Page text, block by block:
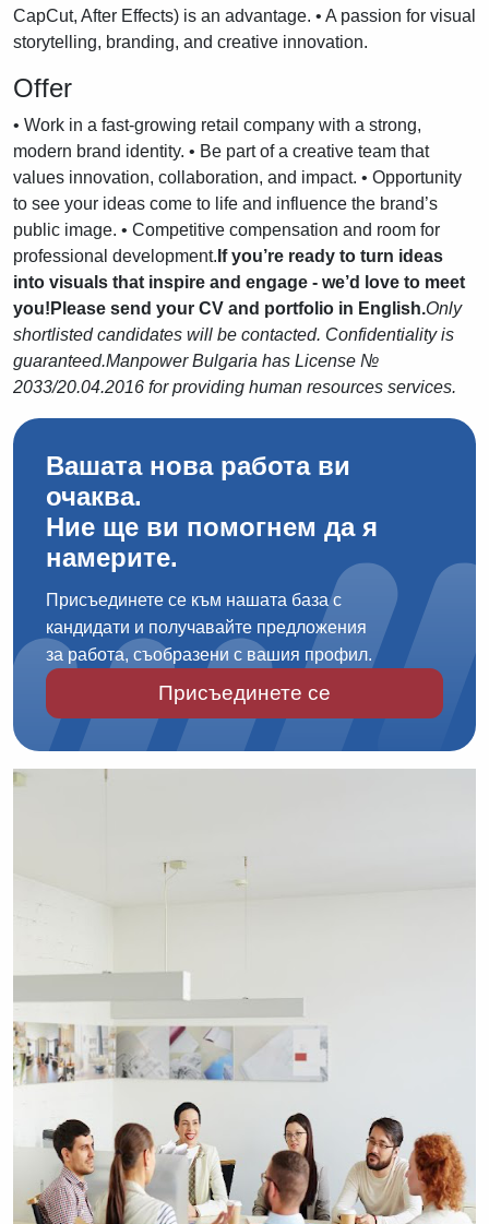
CapCut, After Effects) is an advantage. • A passion for visual
storytelling, branding, and creative innovation.
Offer
• Work in a fast-growing retail company with a strong,
modern brand identity. • Be part of a creative team that
values innovation, collaboration, and impact. • Opportunity
to see your ideas come to life and influence the brand’s
public image. • Competitive compensation and room for
professional development. If you’re ready to turn ideas
into visuals that inspire and engage - we’d love to meet
you! Please send your CV and portfolio in English.Only
shortlisted candidates will be contacted. Confidentiality is
guaranteed.Manpower Bulgaria has License №
2033/20.04.2016 for providing human resources services.
Вашата нова работа ви
очаква.
Ние ще ви помогнем да я
намерите.
Присъединете се към нашата база с
кандидати и получавайте предложения
за работа, съобразени с вашия профил.
Присъединете се